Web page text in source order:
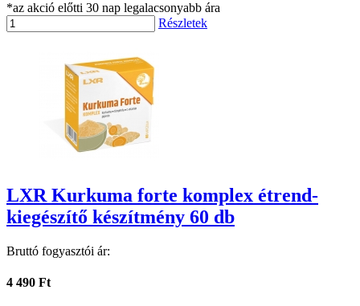
*az akció előtti 30 nap legalacsonyabb ára
Részletek
LXR Kurkuma forte komplex étrend-
kiegészítő készítmény 60 db
Bruttó fogyasztói ár:
4 490 Ft